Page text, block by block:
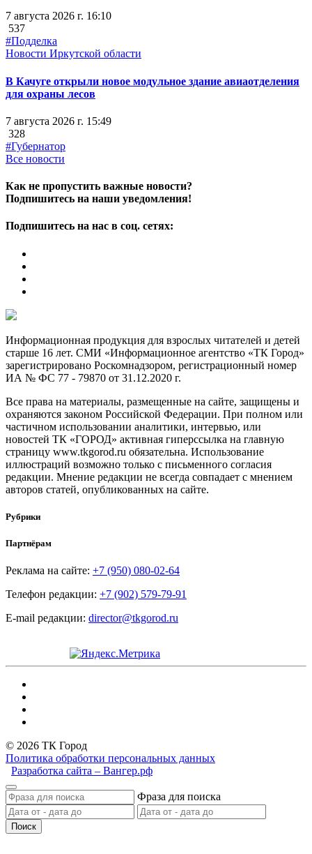
7 августа 2026 г. 16:10
537
#Подделка
Новости Иркутской области
В Качуге открыли новое модульное здание авиаотделения
для охраны лесов
7 августа 2026 г. 15:49
328
#Губернатор
Все новости
Как не пропустить важные новости?
Подпишитесь на наши уведомления!
Подпишитесь на нас в соц. сетях:
Информационная продукция для взрослых читателей и детей
старше 16 лет. СМИ «Информационное агентство «ТК Город»
зарегистрировано Роскомнадзором, регистрационный номер
ИА № ФС 77 - 79870 от 31.12.2020 г.
Все права на материалы, размещенные на сайте, защищены и
охраняются законом Российской Федерации. При полном или
частичном использовании аналитики, интервью, или
новостей ТК «ГОРОД» активная гиперссылка на главную
страницу www.tkgorod.ru обязательна. Использование
иллюстраций возможно только с письменного согласия
редакции. Мнение редакции не всегда совпадает с мнением
авторов статей, опубликованных на сайте.
Рубрики
Партнёрам
Реклама на сайте: +7 (950) 080-02-64
Телефон редакции: +7 (902) 579-79-91
E-mail редакции: director@tkgorod.ru
© 2026 ТК Город
Политика обработки персональных данных
Разработка сайта – Вангер.рф
Фраза для поиска
Поиск